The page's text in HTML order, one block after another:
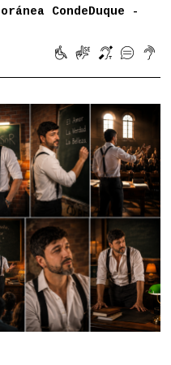
CondeDuque -
Movilidad
Lengua de

Bucle
 